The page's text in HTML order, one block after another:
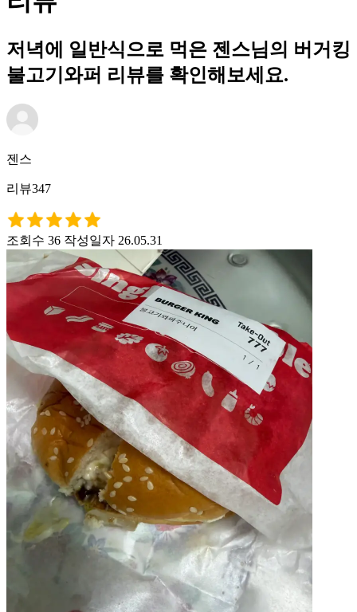
저녁에 일반식으로 먹은 젠스님의 버거킹
불고기와퍼 리뷰를 확인해보세요.
젠스
리뷰347
조회수 36 작성일자 26.05.31